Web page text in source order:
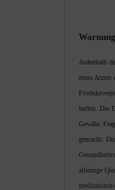
Außerhalb
eines
heilen. Die
Gewähr.
gemacht.
alleinige